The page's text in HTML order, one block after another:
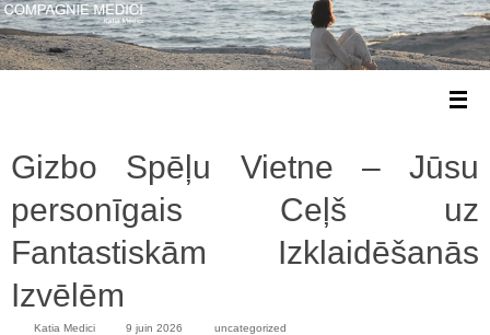
Gizbo Spēļu Vietne – Jūsu
personīgais Ceļš uz
Fantastiskām Izklaidēšanās
Izvēlēm
Katia Medici 9 juin 2026 uncategorized